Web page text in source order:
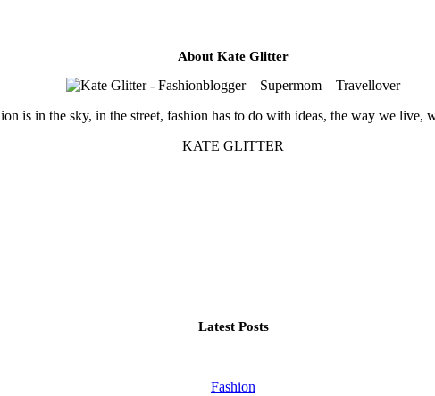
About Kate Glitter
is in the sky, in the street, fashion has to do with ideas, the way we
KATE GLITTER
Latest Posts
Fashion